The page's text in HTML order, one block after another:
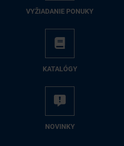
VY­ŽIA­DA­NIE PO­NU­KY
KA­TA­LÓ­GY
NO­VIN­KY